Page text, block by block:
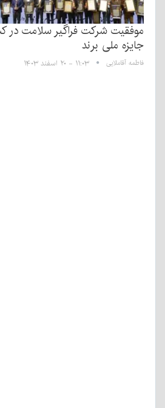
موفقیت شرکت فراگیر سلامت
جایزه ملی برند
فاطمه آقاملایی ۱۱:۰۳ - ۲۰ اسفند ۱۴۰۳